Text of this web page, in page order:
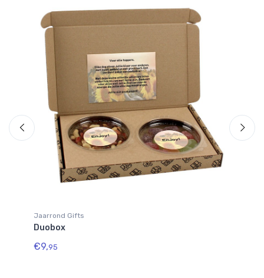
Jaarrond Gifts
Duobox
€9,95